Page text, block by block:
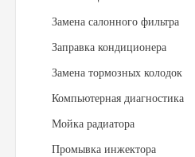
Замена салонного фильтра
Заправка кондиционера
Замена тормозных колодок
Компьютерная диагностика
Мойка радиатора
Промывка инжектора